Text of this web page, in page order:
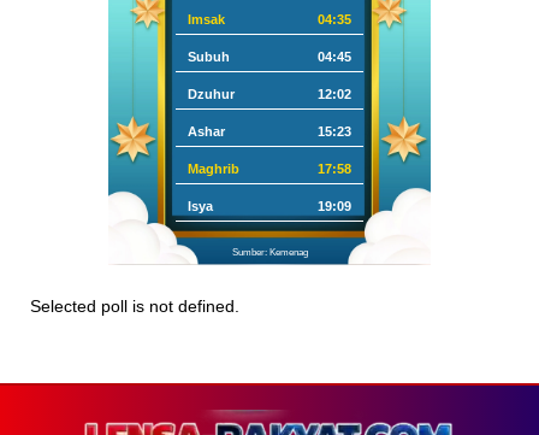
Imsak 04:35
Subuh 04:45
Dzuhur 12:02
Ashar 15:23
Maghrib 17:58
Isya 19:09
Sumber: Kemenag
Selected poll is not defined.